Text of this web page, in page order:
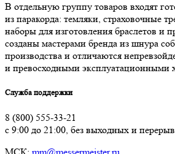
В отдельную группу товаров входят
из паракорда: темляки, страховочные
наборы для изготовления браслетов и
созданы мастерами бренда из шнура
производства и отличаются
и превосходными эксплуатационными
Служба поддержки
8 (800) 555-33-21
с 9:00 до 21:00, без выходных и
МСК: mm@messermeister.ru